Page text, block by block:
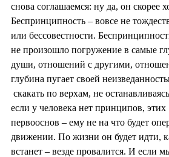
снова соглашаемся: ну да, он скорее
Беспринципность – вовсе не
или бессовестности.
не произошло погружение в самые
души, отношений с другими,
глубина пугает своей
скакать по верхам, не
если у человека нет принципов, этих
первооснов – ему не на что будет
движении. По жизни он будет идти,
встанет – везде провалится. И если